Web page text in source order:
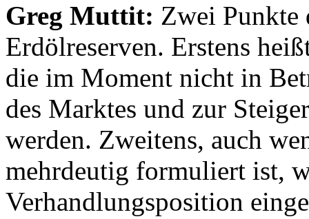
Greg Muttit: Zwei Punkte
Erdölreserven. Erstens
die im Moment nicht in
des Marktes und zur
werden. Zweitens, auch
mehrdeutig formuliert ist,
Verhandlungsposition